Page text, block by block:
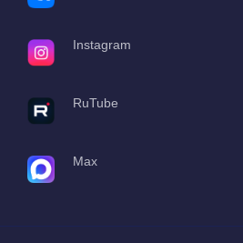
Instagram
RuTube
Max